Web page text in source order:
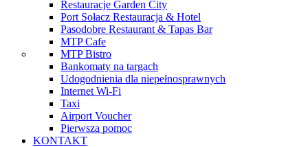
Restauracje Garden City
Port Sołacz Restauracja & Hotel
Pasodobre Restaurant & Tapas Bar
MTP Cafe
MTP Bistro
Bankomaty na targach
Udogodnienia dla niepełnosprawnych
Internet Wi-Fi
Taxi
Airport Voucher
Pierwsza pomoc
KONTAKT